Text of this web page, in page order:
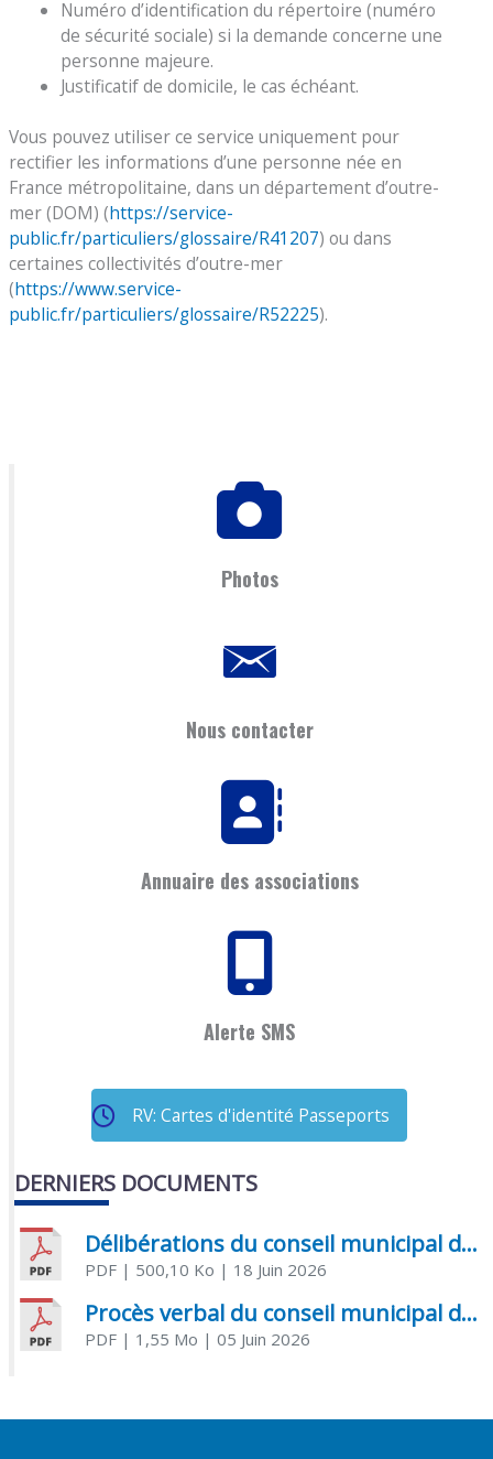
Numéro d’identification du répertoire (numéro
de sécurité sociale) si la demande concerne une
personne majeure.
Justificatif de domicile, le cas échéant.
Vous pouvez utiliser ce service uniquement pour
rectifier les informations d’une personne née en
France métropolitaine, dans un département d’outre-
mer (DOM) (https://service-
public.fr/particuliers/glossaire/R41207) ou dans
certaines collectivités d’outre-mer
(https://www.service-
public.fr/particuliers/glossaire/R52225).
Photos
Nous contacter
Annuaire des associations
Alerte SMS
RV: Cartes d'identité Passeports
DERNIERS DOCUMENTS
Délibérations du conseil municipal du 18 juin 2026
PDF| 500,10 Ko | 18 Juin 2026
Procès verbal du conseil municipal du 05 juin 2026
PDF| 1,55 Mo | 05 Juin 2026